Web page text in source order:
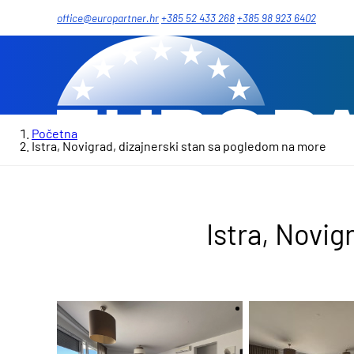
office@europartner.hr+385 52 433 268+385 98 923 6402
Početna
Istra, Novigrad, dizajnerski stan sa pogledom na more
Istra,